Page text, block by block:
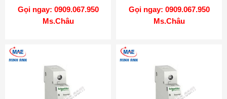
Gọi ngay: 0909.067.950
Ms.Châu
Gọi ngay: 0909.067.950
Ms.Châu